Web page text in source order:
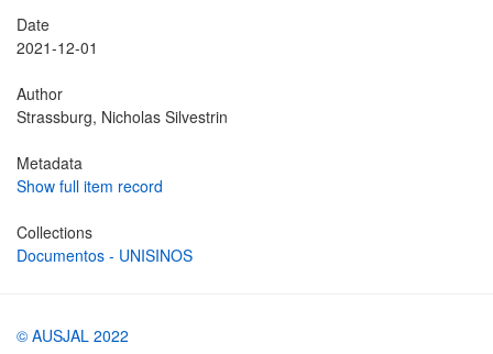
Date
2021-12-01
Author
Strassburg, Nicholas Silvestrin
Metadata
Show full item record
Collections
Documentos - UNISINOS
© AUSJAL 2022